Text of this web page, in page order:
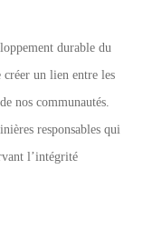
durable du
créer un lien entre les
nos communautés.
responsables qui
l’intégrité